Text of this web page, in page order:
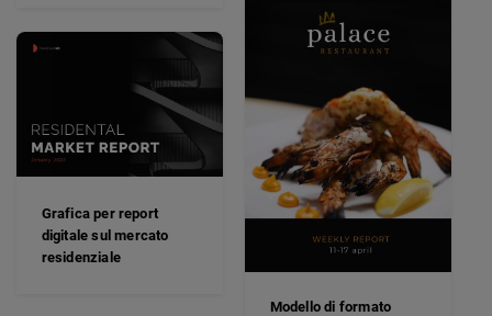
Modello di formato
Grafica per report
digitale sul mercato
residenziale